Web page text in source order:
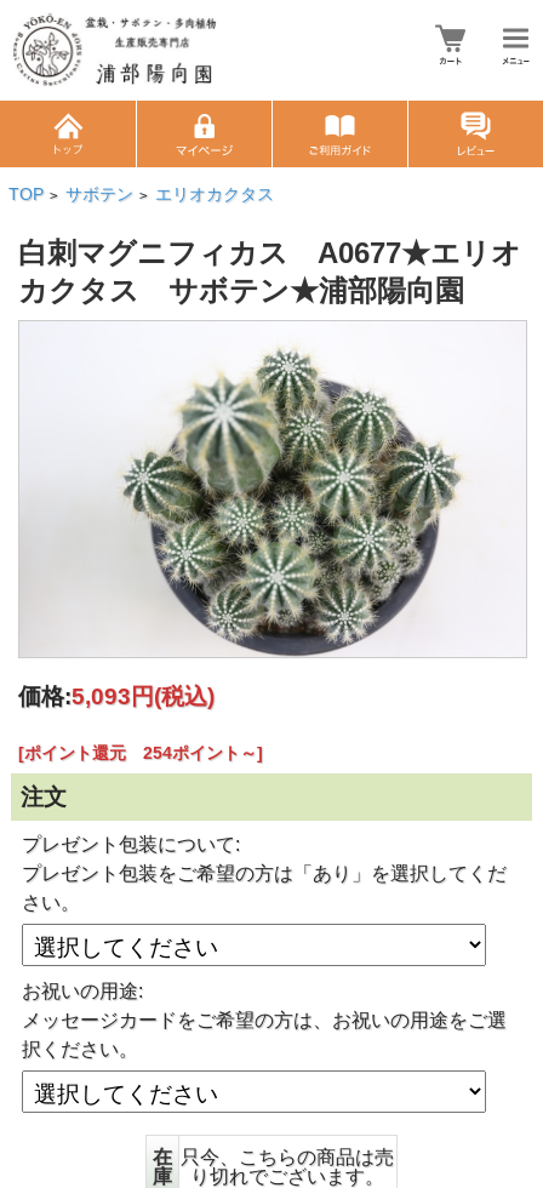
TOP > サボテン > エリオカクタス
白刺マグニフィカス A0677★エリオ
カクタス サボテン★浦部陽向園
価格:5,093円(税込)
[ポイント還元 254ポイント～]
注文
プレゼント包装について:
プレゼント包装をご希望の方は「あり」を選択してくだ
さい。
お祝いの用途:
メッセージカードをご希望の方は、お祝いの用途をご選
択ください。
在
庫
只今、こちらの商品は売
り切れでございます。